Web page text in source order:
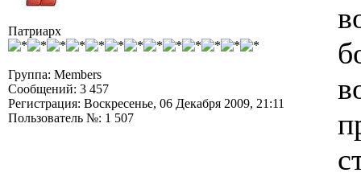
Патриарх
Группа: Members
Сообщений: 3 457
Регистрация: Воскресенье, 06 Декабря 2009, 21:11
Пользователь №: 1 507